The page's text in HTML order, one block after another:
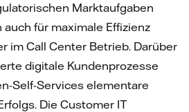
Marktaufgaben
für maximale Effizienz
im Call Center Betrieb. Darüber
digitale Kundenprozesse
Self-Services elementare
Die Customer IT